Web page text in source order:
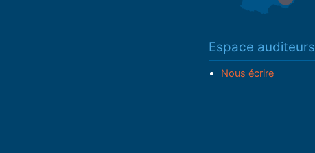
Espace auditeurs
Nous écrire